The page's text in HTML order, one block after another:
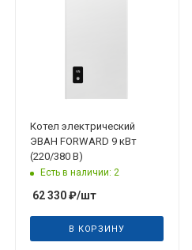
Котел электрический
ЭВАН FORWARD 9 кВт
(220/380 В)
Есть в наличии: 2
62 330₽/шт
В КОРЗИНУ